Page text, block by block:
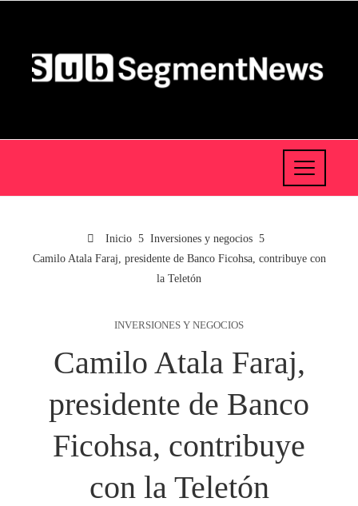
Inicio
Inversiones y negocios
Camilo Atala Faraj, presidente de Banco Ficohsa, contribuye con
la Teletón
INVERSIONES Y NEGOCIOS
Camilo Atala Faraj,
presidente de Banco
Ficohsa, contribuye
con la Teletón